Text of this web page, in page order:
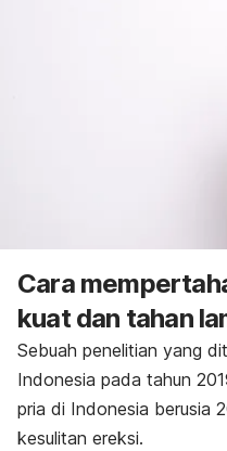
Cara
kuat dan tahan
Sebuah penelitian yang
Indonesia pada tahun
pria di Indonesia berusia
kesulitan ereksi.